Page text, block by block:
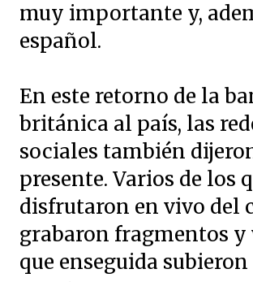
muy importante y,
español.
En este retorno de la
británica al país, las
sociales también
presente. Varios de los
disfrutaron en vivo del
grabaron fragmentos y
que enseguida subieron